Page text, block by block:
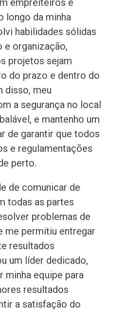
empreiteiros e
longo da minha
habilidades sólidas
e organização,
projetos sejam
do prazo e dentro do
disso, meu
a segurança no local
e mantenho um
de garantir que todos
e regulamentações
perto.
de comunicar de
todas as partes
problemas de
me permitiu entregar
resultados
um líder dedicado,
minha equipe para
resultados
a satisfação do